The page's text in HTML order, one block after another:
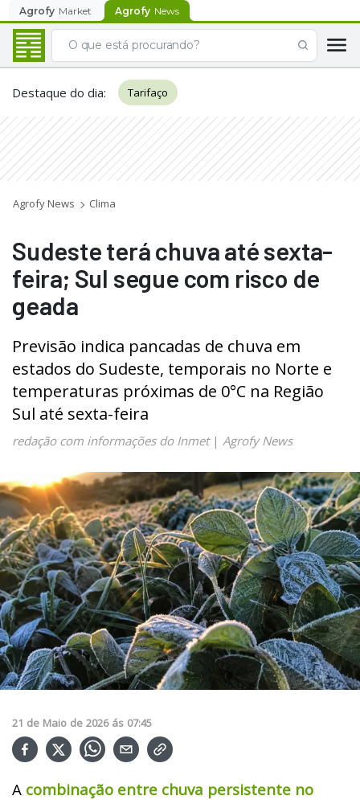
Agrofy Market Agrofy News
Destaque do dia: Tarifaço
Agrofy News Clima
Sudeste terá chuva até sexta-
feira; Sul segue com risco de
geada
Previsão indica pancadas de chuva em
estados do Sudeste, temporais no Norte e
temperaturas próximas de 0°C na Região
Sul até sexta-feira
redação com informações do Inmet| Agrofy News
21 de Maio de 2026 ás 07:45
A combinação entre chuva persistente no